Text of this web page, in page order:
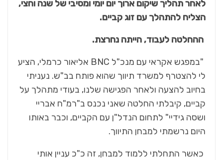
לאחר תהליך שיקום ארוך יום יומי ומסיבי של שנה וחצי,
הצליח להתהלך עם זוג קביים.
ההחלטה לעבוד, הייתה נחרצת.
"במפגש אקראי עם מנכ"ל BNC אליאור כרמלי, הציע
לי להצטרף למשרד תיווך שהוא פותח בב"ש. נעניתי
בחיוב להצעה ולאחר הפגישה שלנו, בעודי מתהלך על
קביים, קיבלתי החלטה שאני נכנס ב"רמ"ח אבריי
ושסה גידיי" לתחום הנדל"ן עם הקביים, וכבר באותו
היום נרשמתי למבחן התיווך.
כאשר התחלתי ללמוד למבחן, זה כ"כ עניין אותי